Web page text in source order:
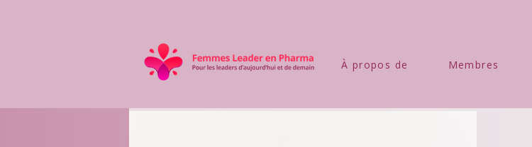
À propos de Membres